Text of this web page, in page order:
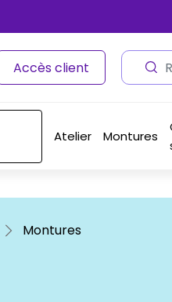
Accès client
Atelier Montures
Montures